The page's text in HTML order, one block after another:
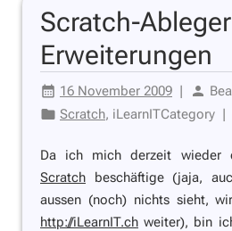
Scratch-
Erweiterungen
16 November 2009 |
Scratch, iLearnITCategory |
Da ich mich derzeit wieder
Scratch beschäftige (jaja,
aussen (noch) nichts sieht,
http://iLearnIT.ch weiter), bin